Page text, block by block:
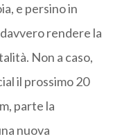
e persino in
rendere la
Non a caso,
il prossimo 20
parte la
nuova